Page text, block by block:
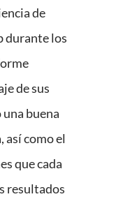
de
durante los
de sus
buena
así como el
que cada
resultados